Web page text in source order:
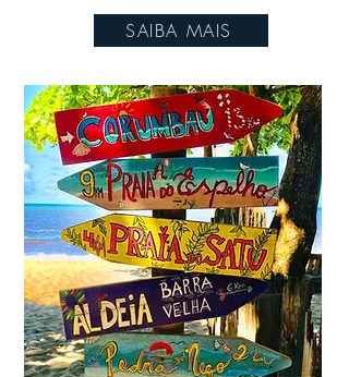
SAIBA MAIS